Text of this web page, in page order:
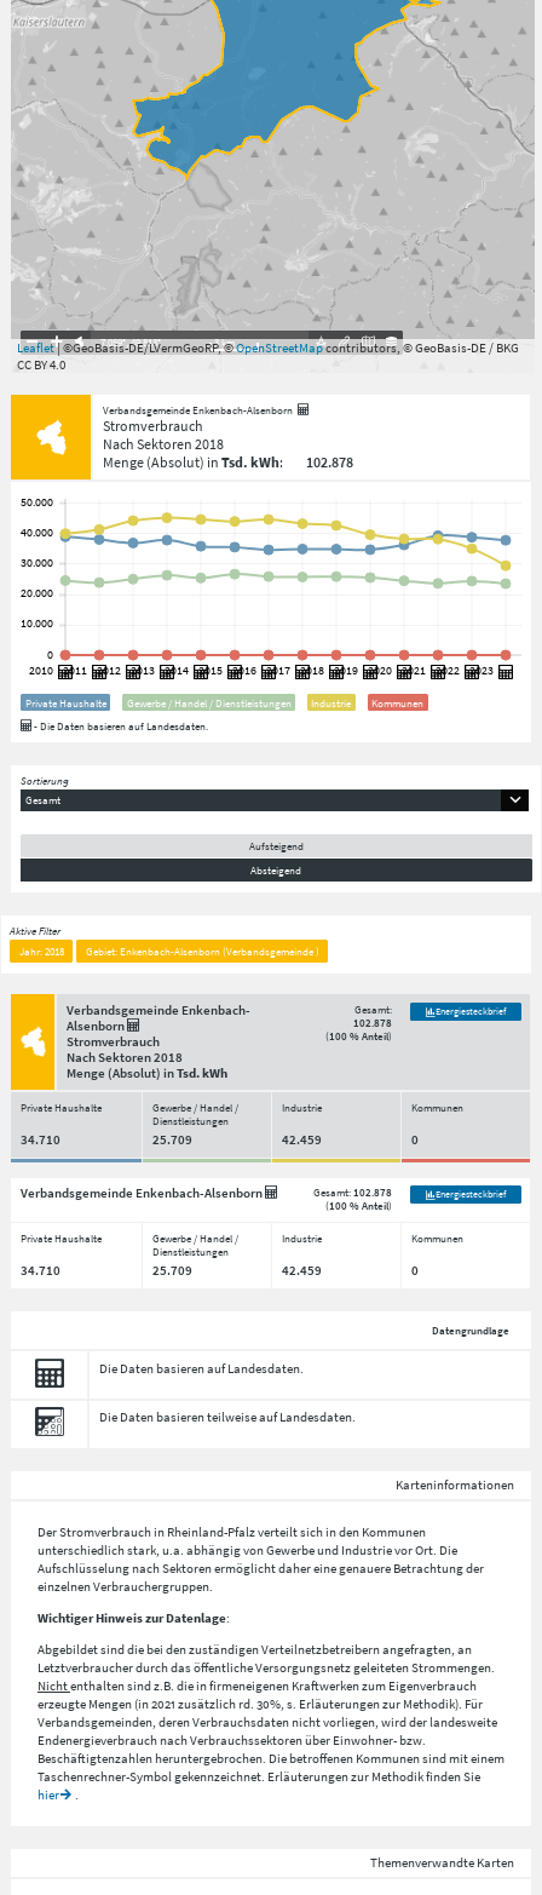
7.059°,49.813° 3km
Leaflet| ©GeoBasis-DE/LVermGeoRP, ©OpenStreetMapcontributors, © GeoBasis-DE / BKG
CC BY 4.0
Verbandsgemeinde Enkenbach-Alsenborn
Stromverbrauch
Nach Sektoren 2018
Menge(Absolut) in Tsd. kWh: 102.878
Private Haushalte Gewerbe / Handel / Dienstleistungen Industrie
Kommunen
- Die Daten basieren auf Landesdaten.
Sortierung
Gesamt
Aufsteigend
Absteigend
Aktive Filter
Jahr: 2018
Gebiet: Enkenbach-Alsenborn (Verbandsgemeinde )
Verbandsgemeinde Enkenbach-
Alsenborn
Stromverbrauch
Nach Sektoren2018
Menge(Absolut) inTsd. kWh
Gesamt:
102.878
(100 % Anteil)
Energiesteckbrief
Private Haushalte
Gewerbe / Handel /
Dienstleistungen
Industrie Kommunen
34.710 25.709 42.459 0
Verbandsgemeinde Enkenbach-Alsenborn Gesamt: 102.878
(100 % Anteil)
Energiesteckbrief
Private Haushalte
Gewerbe / Handel /
Dienstleistungen
Industrie Kommunen
34.710 25.709 42.459 0
Datengrundlage
Die Daten basieren auf Landesdaten.
Die Daten basieren teilweise auf Landesdaten.
Karteninformationen
Der Stromverbrauch in Rheinland-Pfalz verteilt sich in den Kommunen
unterschiedlich stark, u.a. abhängig von Gewerbe und Industrie vor Ort. Die
Aufschlüsselung nachSektorenermöglicht daher eine genauere Betrachtung der
einzelnen Verbrauchergruppen.
Wichtiger Hinweis zur Datenlage:
Abgebildet sind die bei den zuständigen Verteilnetzbetreibern angefragten, an
Letztverbraucher durch das öffentliche Versorgungsnetz geleiteten Strommengen.
Nichtenthalten sind z.B. die in firmeneigenen Kraftwerken zum Eigenverbrauch
erzeugte Mengen (in 2021 zusätzlich rd. 30%, s. Erläuterungen zur Methodik). Für
Verbandsgemeinden, deren Verbrauchsdaten nicht vorliegen, wird der landesweite
Endenergieverbrauch nach Verbrauchssektoren über Einwohner- bzw.
Beschäftigtenzahlen heruntergebrochen. Die betroffenen Kommunen sind mit einem
Taschenrechner-Symbol gekennzeichnet. Erläuterungen zur Methodik finden Sie
hier
.
Themenverwandte Karten